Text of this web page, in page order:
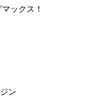
ックス！
ン